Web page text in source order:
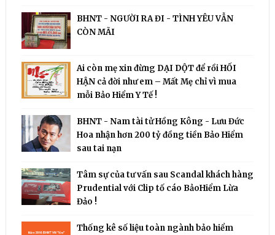
BHNT - NGƯỜI RA ĐI - TÌNH YÊU VẪN
CÒN MÃI
Ai còn mẹ xin đừng DẠI DỘT để rồi HỐI
HẬN cả đời như em – Mất Mẹ chỉ vì mua
mỗi Bảo Hiểm Y Tế !
BHNT - Nam tài tử Hồng Kông - Lưu Đức
Hoa nhận hơn 200 tỷ đồng tiền Bảo Hiểm
sau tai nạn
Tâm sự của tư vấn sau Scandal khách hàng
Prudential với Clip tố cáo BảoHiểm Lừa
Đảo !
Thống kê số liệu toàn ngành bảo hiểm